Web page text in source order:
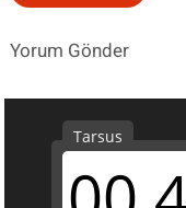
Yorum Gönder